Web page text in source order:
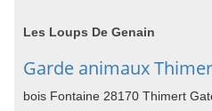
Les Loups De Genain
Garde animaux
bois Fontaine 28170 Thimert